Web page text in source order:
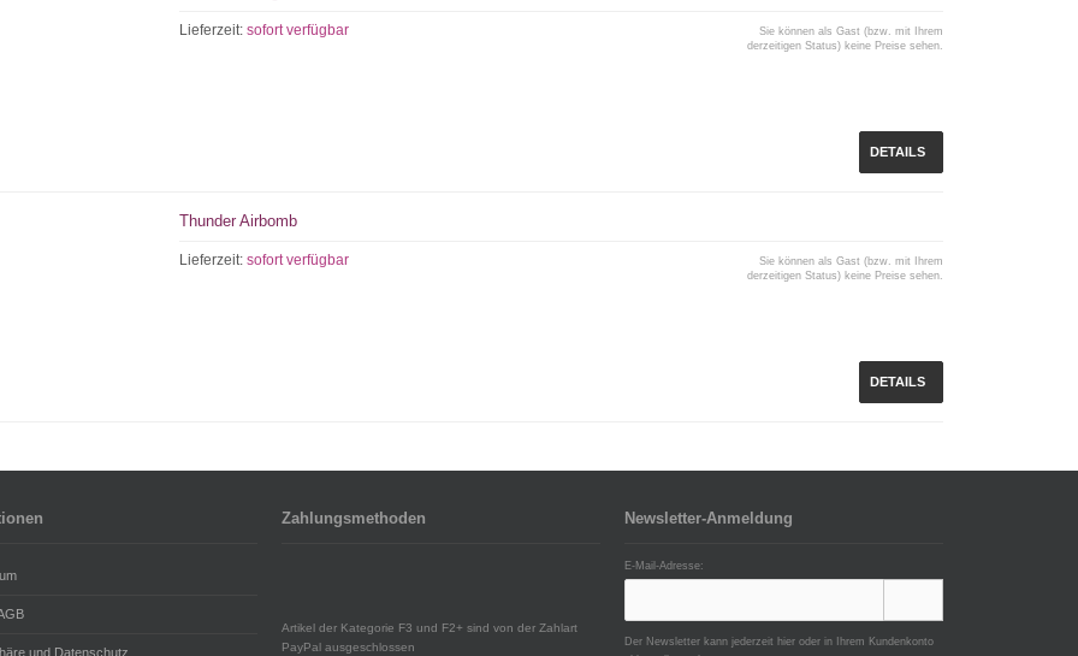
Lieferzeit:sofort verfügbar
Sie können als Gast (bzw. mit Ihrem
derzeitigen Status) keine Preise sehen.
DETAILS
Thunder Airbomb
Lieferzeit:sofort verfügbar
Sie können als Gast (bzw. mit Ihrem
derzeitigen Status) keine Preise sehen.
DETAILS
und Datenschutz
Zahlungsmethoden
Artikel der Kategorie F3 und F2+ sind von der Zahlart
PayPal ausgeschlossen
Newsletter-Anmeldung
E-Mail-Adresse:
Der Newsletter kann jederzeit hier oder in Ihrem Kundenkonto